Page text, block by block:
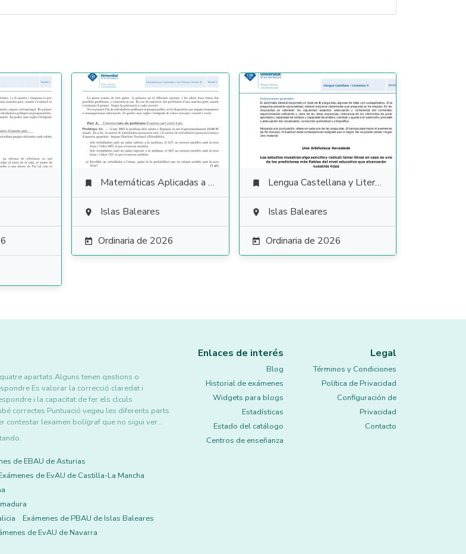
 Matemáticas Aplicadas a las Ciencias Sociales
 Islas Baleares
 Ordinaria de 2026
 Lengua Castellana y Literatura
 Islas Baleares
 Ordinaria de 2026
apartats Alguns tenen qestions o
Es valorar la correcció claredat i
i la capacitat de fer els clculs
correctes Puntuació vegeu les diferents parts
contestar lexamen bolígraf que no sigui ver…
de EBAU de Asturias
de EvAU de Castilla-La Mancha
Exámenes de PBAU de Islas Baleares
de EvAU de Navarra
Enlaces de interés
Blog
Historial de exámenes
Widgets para blogs
Estadísticas
Estado del catálogo
Centros de enseñanza
Legal
Términos y Condiciones
Política de Privacidad
Configuración de
Privacidad
Contacto